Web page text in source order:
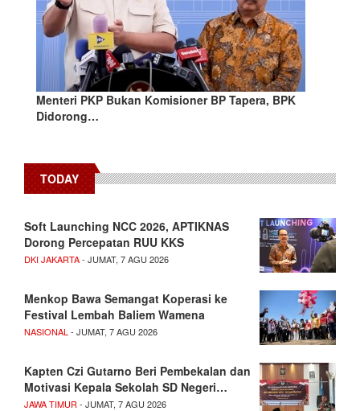
Menteri PKP Bukan Komisioner BP Tapera, BPK
Didorong…
TODAY
Soft Launching NCC 2026, APTIKNAS
Dorong Percepatan RUU KKS
DKI JAKARTA- JUMAT, 7 AGU 2026
Menkop Bawa Semangat Koperasi ke
Festival Lembah Baliem Wamena
NASIONAL- JUMAT, 7 AGU 2026
Kapten Czi Gutarno Beri Pembekalan dan
Motivasi Kepala Sekolah SD Negeri…
JAWA TIMUR- JUMAT, 7 AGU 2026